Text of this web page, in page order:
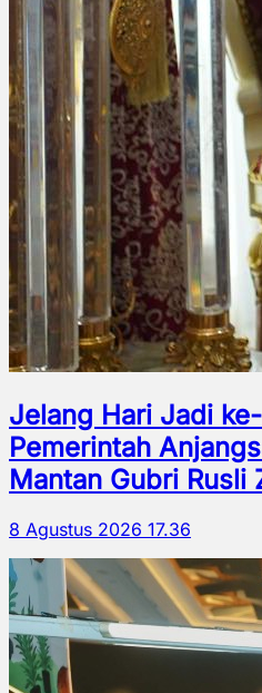
Jelang Hari Jadi
Pemerintah
Mantan Gubri Rusli
8 Agustus 2026 17.36